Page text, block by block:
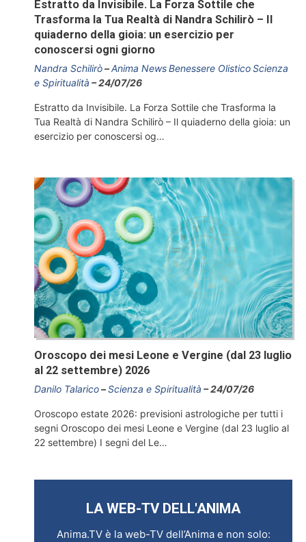
Estratto da Invisibile. La Forza Sottile che
Trasforma la Tua Realtà di Nandra Schilirò – Il
quiaderno della gioia: un esercizio per
conoscersi ogni giorno
Nandra Schilirò Anima NewsBenessere OlisticoScienza
e Spiritualità
24/07/26
Estratto da Invisibile. La Forza Sottile che Trasforma la
Tua Realtà di Nandra Schilirò – Il quiaderno della gioia: un
esercizio per conoscersi og…
Oroscopo dei mesi Leone e Vergine (dal 23 luglio
al 22 settembre) 2026
Danilo Talarico Scienza e Spiritualità 24/07/26
Oroscopo estate 2026: previsioni astrologiche per tutti i
segni Oroscopo dei mesi Leone e Vergine (dal 23 luglio al
22 settembre) I segni del Le…
LA WEB-TV DELL'ANIMA
Anima.TV è la web-TV dell’Anima e non solo: